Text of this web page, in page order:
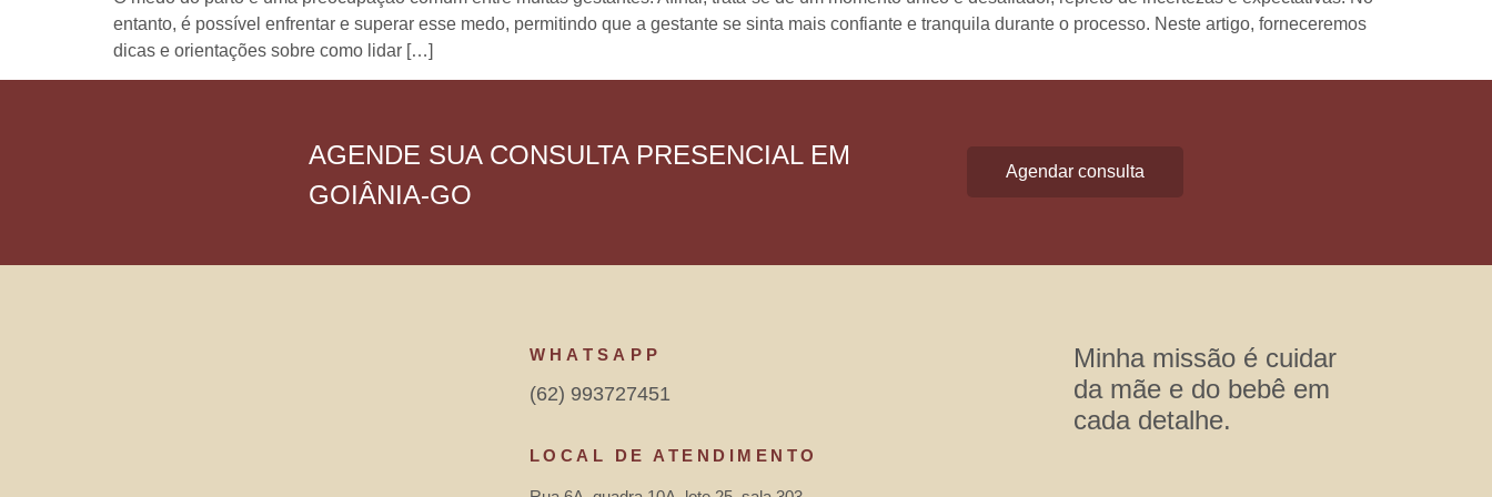
entanto, é possível enfrentar e superar esse medo, permitindo que a gestante se sinta mais confiante e tranquila durante o processo. Neste artigo, forneceremos
dicas e orientações sobre como lidar […]
AGENDE SUA CONSULTA PRESENCIAL EM
GOIÂNIA-GO
Agendar consulta
WHATSAPP
(62) 993727451
LOCAL DE ATENDIMENTO
Minha missão é cuidar
da mãe e do bebê em
cada detalhe.